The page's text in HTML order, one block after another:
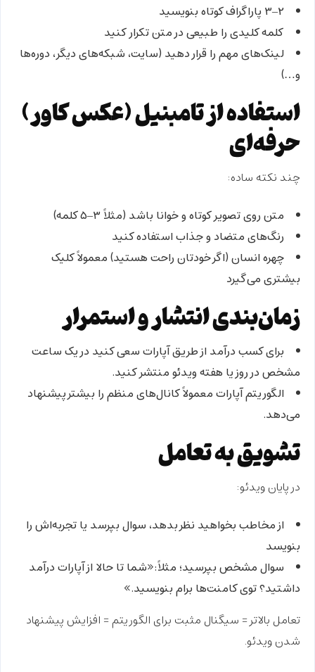
۲–۳ پاراگراف کوتاه بنویسید
کلمه کلیدی را طبیعی در متن تکرار کنید
لینک‌های مهم را قرار دهید (سایت، شبکه‌های دیگر، دوره‌ها
و…)
استفاده از تامبنیل (عکس کاور)
حرفه‌ای
چند نکته ساده:
متن روی تصویر کوتاه و خوانا باشد (مثلاً ۳–۵ کلمه)
رنگ‌های متضاد و جذاب استفاده کنید
چهره انسان (اگر خودتان راحت هستید) معمولاً کلیک
بیشتری می‌گیرد
زمان‌بندی انتشار و استمرار
برای کسب درآمد از طریق آپارات سعی کنید در یک ساعت
مشخص در روز یا هفته ویدئو منتشر کنید.
الگوریتم آپارات معمولاً کانال‌های منظم را بیشتر پیشنهاد
می‌دهد.
تشویق به تعامل
در پایان ویدئو:
از مخاطب بخواهید نظر بدهد، سوال بپرسد یا تجربه‌اش را
بنویسد
سوال مشخص بپرسید؛ مثلاً:«شما تا حالا از آپارات درآمد
داشتید؟ توی کامنت‌ها برام بنویسید.»
تعامل بالاتر = سیگنال مثبت برای الگوریتم = افزایش پیشنهاد
شدن ویدئو.